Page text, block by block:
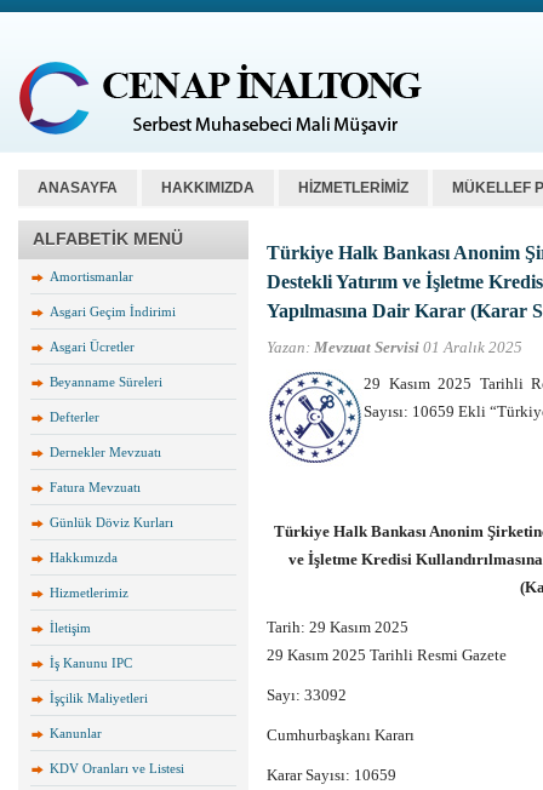
ANASAYFA HAKKIMIZDA HİZMETLERİMİZ MÜKELLEF
ALFABETİK MENÜ
Amortismanlar
Asgari Geçim İndirimi
Asgari Ücretler
Beyanname Süreleri
Defterler
Dernekler Mevzuatı
Fatura Mevzuatı
Günlük Döviz Kurları
Hakkımızda
Hizmetlerimiz
İletişim
İş Kanunu IPC
İşçilik Maliyetleri
Kanunlar
KDV Oranları ve Listesi
Türkiye Halk Bankası Anonim
Destekli Yatırım ve İşletme
Yapılmasına Dair Karar (Karar
Yazan: Mevzuat Servisi 01 Aralık 2025
29 Kasım 2025 Tarihli
Sayısı: 10659 Ekli
Türkiye Halk Bankası Anonim
ve İşletme Kredisi
Tarih: 29 Kasım 2025
29 Kasım 2025 Tarihli Resmi Gazete
Sayı: 33092
Cumhurbaşkanı Kararı
Karar Sayısı: 10659